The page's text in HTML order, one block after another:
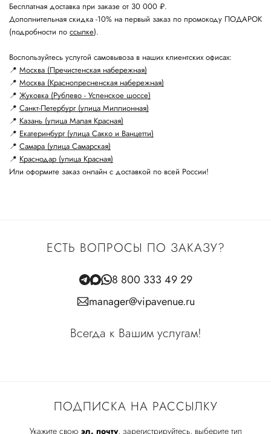
Бесплатная доставка при заказе от 30 000 ₽.
Дополнительная скидка -10% на первый заказ по промокоду ПОДАРОК
(подробности по ссылке).
Воспользуйтесь услугой самовывоза в наших клиентских офисах:
📍 Москва (Пречистенская набережная)
📍 Москва (Краснопресненская набережная)
📍 Жуковка (Рублево - Успенское шоссе)
📍 Санкт-Петербург (улица Миллионная)
📍 Казань (улица Малая Красная)
📍 Екатеринбург (улица Сакко и Ванцетти)
📍 Самара (улица Самарская)
📍 Краснодар (улица Красная)
Или оформите заказ онлайн с доставкой по всей России!
ПОДПИСКА НА РАССЫЛКУ
Укажите свою эл. почту, зарегистрируйтесь, выберите тип
ЕСТЬ ВОПРОСЫ ПО ЗАКАЗУ?
8 800 333 49 29
manager@vipavenue.ru
Всегда к Вашим услугам!